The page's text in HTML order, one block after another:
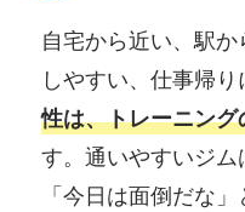
自宅から近い、駅
しやすい、仕事帰
性は、トレーニン
す。通いやすいジム
「今日は面倒だな